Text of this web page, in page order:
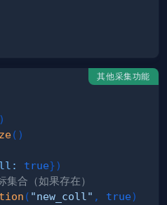
其他采集功能
)
( )
: true})
合（如果存在）
( "new_coll" , true)